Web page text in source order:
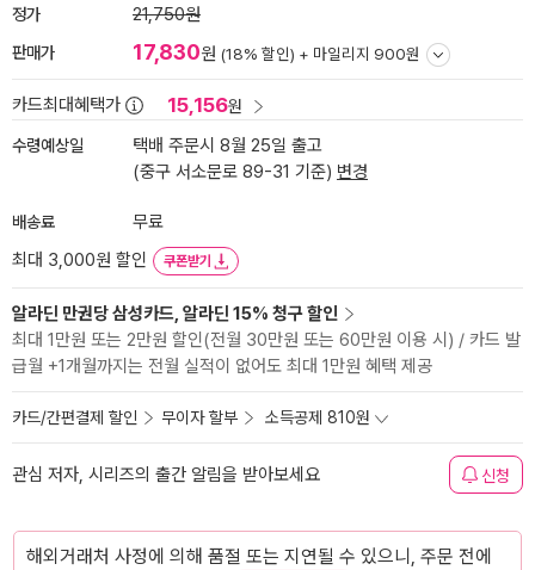
정가 21,750원
판매가 17,830원 (18% 할인) + 마일리지 900원
카드최대혜택가 15,156원
수령예상일
택배 주문시 8월 25일 출고
(중구 서소문로 89-31 기준) 변경
배송료
무료
최대 3,000원 할인
쿠폰받기
알라딘 만권당 삼성카드, 알라딘 15% 청구 할인
최대 1만원 또는 2만원 할인(전월 30만원 또는 60만원 이용 시) / 카드 발
급월 +1개월까지는 전월 실적이 없어도 최대 1만원 혜택 제공
카드/간편결제 할인 무이자 할부 소득공제 810원
관심 저자, 시리즈의 출간 알림을 받아보세요 신청
해외거래처 사정에 의해 품절 또는 지연될 수 있으니, 주문 전에